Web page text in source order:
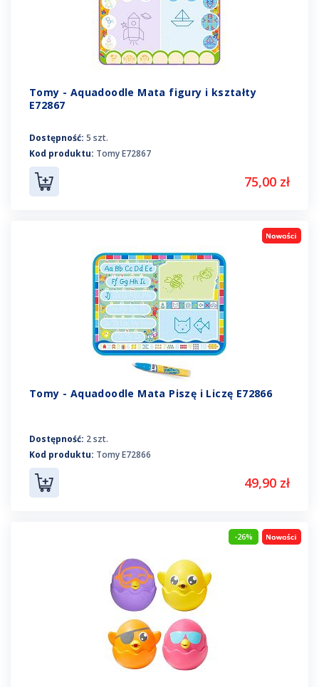
Tomy - Aquadoodle Mata figury i kształty
E72867
Dostępność: 5 szt.
Kod produktu: Tomy E72867
75,00 zł
Tomy - Aquadoodle Mata Piszę i Liczę E72866
Dostępność: 2 szt.
Kod produktu: Tomy E72866
49,90 zł
-26%